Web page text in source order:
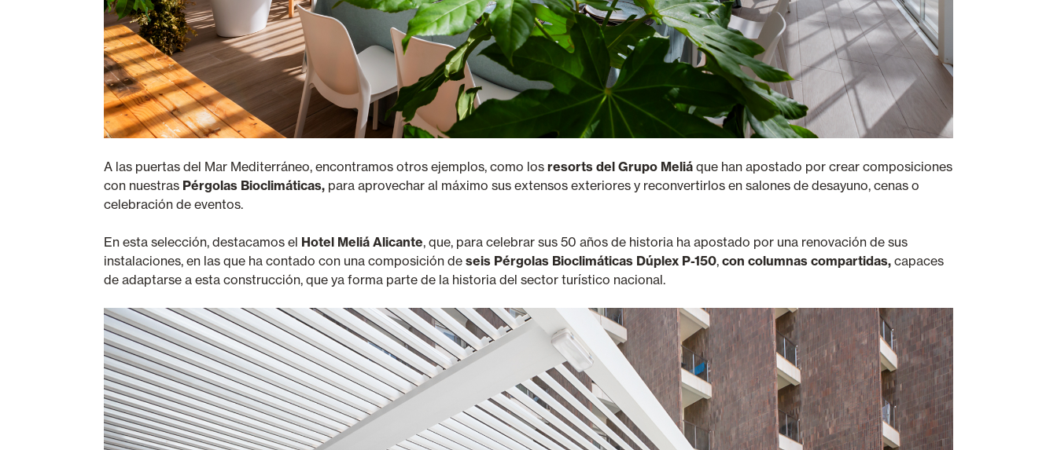
A las puertas del Mar Mediterráneo, encontramos otros ejemplos, como los resorts del Grupo Meliá que han apostado por crear composiciones
con nuestras Pérgolas Bioclimáticas, para aprovechar al máximo sus extensos exteriores y reconvertirlos en salones de desayuno, cenas o
celebración de eventos.
En esta selección, destacamos el Hotel Meliá Alicante, que, para celebrar sus 50 años de historia ha apostado por una renovación de sus
instalaciones, en las que ha contado con una composición de seis Pérgolas Bioclimáticas Dúplex P-150, con columnas compartidas, capaces
de adaptarse a esta construcción, que ya forma parte de la historia del sector turístico nacional.